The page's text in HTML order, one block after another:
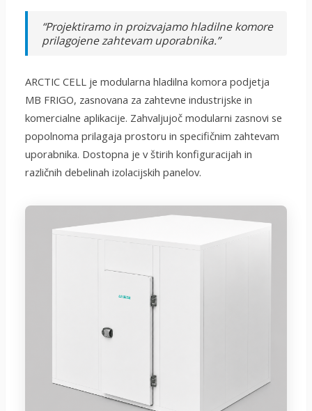
“Projektiramo in proizvajamo hladilne komore
prilagojene zahtevam uporabnika.”
ARCTIC CELL je modularna hladilna komora podjetja
MB FRIGO, zasnovana za zahtevne industrijske in
komercialne aplikacije. Zahvaljujoč modularni zasnovi se
popolnoma prilagaja prostoru in specifičnim zahtevam
uporabnika. Dostopna je v štirih konfiguracijah in
različnih debelinah izolacijskih panelov.